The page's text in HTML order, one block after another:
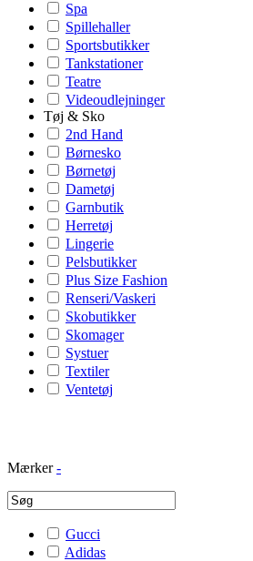
Spa
Spillehaller
Sportsbutikker
Tankstationer
Teatre
Videoudlejninger
Tøj & Sko
2nd Hand
Børnesko
Børnetøj
Dametøj
Garnbutik
Herretøj
Lingerie
Pelsbutikker
Plus Size Fashion
Renseri/Vaskeri
Skobutikker
Skomager
Systuer
Textiler
Ventetøj
Mærker -
Gucci
Adidas